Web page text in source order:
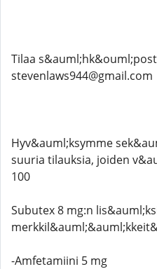
Tilaa
stevenlaws944@gmail.com
Hyv&auml;ksymme
suuria tilauksia, joiden
100
Subutex 8 mg:n
-Amfetamiini 5 mg